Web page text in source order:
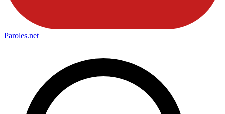
Paroles.net